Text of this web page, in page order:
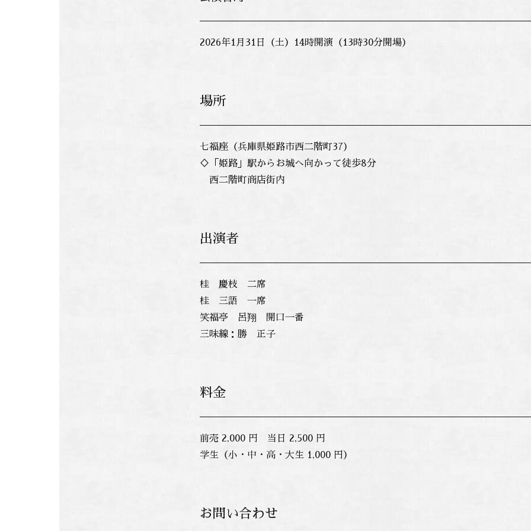
2026年1月31日（土）14時開演（13時30分開場）
場所
七福座（兵庫県姫路市西二階町37）
♢「姫路」駅からお城へ向かって徒歩8分
西二階町商店街内
出演者
桂 慶枝 二席
桂 三語 一席
笑福亭 呂翔 開口一番
三味線：勝 正子
料金
前売 2,000 円 当日 2,500 円
学生（小・中・高・大生 1,000 円）
お問い合わせ